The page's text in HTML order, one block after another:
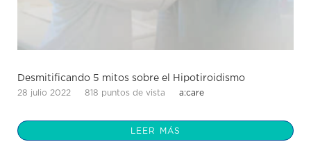
Desmitificando 5 mitos sobre el Hipotiroidismo
28 julio 2022 818 puntos de vista a:care
LEER MÁS